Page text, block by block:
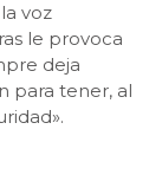
voz
le provoca
deja
para tener, al